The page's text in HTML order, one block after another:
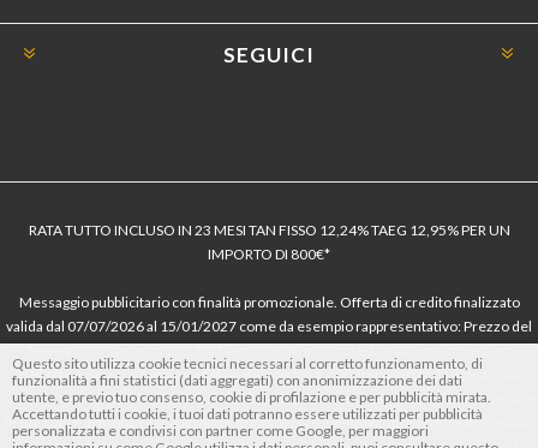
SEGUICI
RATA TUTTO INCLUSO IN 23 MESI TAN FISSO 12,24% TAEG 12,95% PER UN
IMPORTO DI 800€*
Messaggio pubblicitario con finalità promozionale. Offerta di credito finalizzato
valida dal 07/07/2026 al 15/01/2027 come da esempio rappresentativo: Prezzo del
bene € 800, Tan fisso 12,24% Taeg 12,95%, in 23 rate da € 40 costi accessori
dell’offerta azzerati. Importo totale del credito € 800. Importo totale dovuto dal
Consumatore € 920. Decorrenza media della prima rata a 90 giorni. Al fine di gestire
le tue spese in modo responsabile e di conoscere eventuali altre offerte disponibili,
Questo sito utilizza cookie tecnici necessari al corretto funzionamento, di
funzionalità a fini statistici (dati aggregati) con anonimizzazione dei dati
utente, e previo tuo consenso, cookie di profilazione e per pubblicità mirata.
Accettando tutti i cookie, i tuoi dati potranno essere utilizzati per pubblicità
personalizzata e condivisi con partner come Google, per maggiori